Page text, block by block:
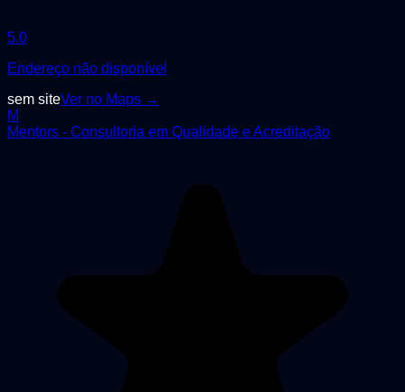
5.0
Endereço não disponível
sem siteVer no Maps →
M
Mentors - Consultoria em Qualidade e Acreditação